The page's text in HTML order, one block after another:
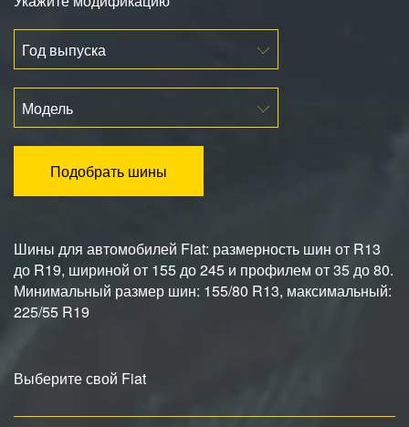
Год выпуска
Модель
Подобрать шины
Шины для автомобилей Fiat: размерность шин от R13
до R19, шириной от 155 до 245 и профилем от 35 до 80.
Минимальный размер шин: 155/80 R13, максимальный:
225/55 R19
Выберите свой Fiat